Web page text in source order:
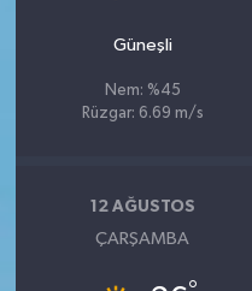
Güneşli
Nem: %45
Rüzgar: 6.69 m/s
12 AĞUSTOS
ÇARŞAMBA